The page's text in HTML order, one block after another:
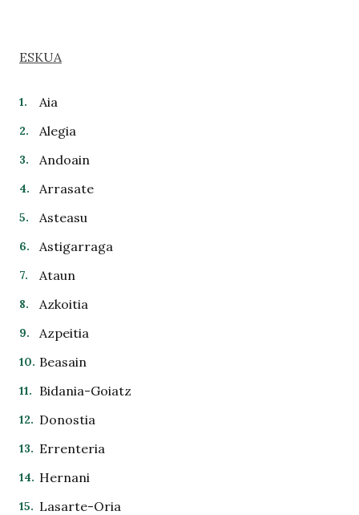
ESKUA
Aia
Alegia
Andoain
Arrasate
Asteasu
Astigarraga
Ataun
Azkoitia
Azpeitia
Beasain
Bidania-Goiatz
Donostia
Errenteria
Hernani
Lasarte-Oria